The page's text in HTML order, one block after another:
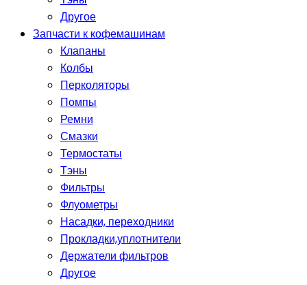
Другое
Запчасти к кофемашинам
Клапаны
Колбы
Перколяторы
Помпы
Ремни
Смазки
Термостаты
Тэны
Фильтры
Флуометры
Насадки, переходники
Прокладки,уплотнители
Держатели фильтров
Другое